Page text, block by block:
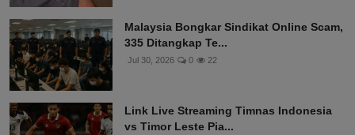
Malaysia Bongkar Sindikat Online Scam,
335 Ditangkap Te...
Jul 30, 2026 0 22
Link Live Streaming Timnas Indonesia
vs Timor Leste Pia...